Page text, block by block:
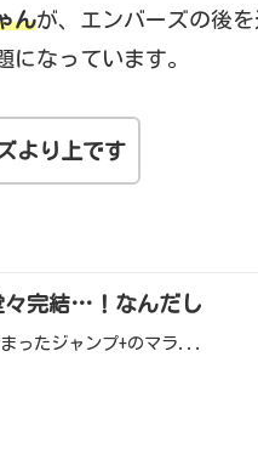
んが、エンバーズの後
になっています。
より上です
々完結…！なんだし
ったジャンプ+のマラ...